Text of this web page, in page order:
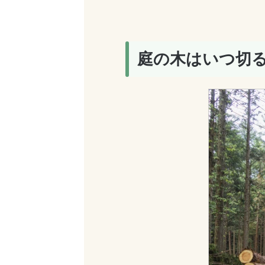
庭の木はいつ切